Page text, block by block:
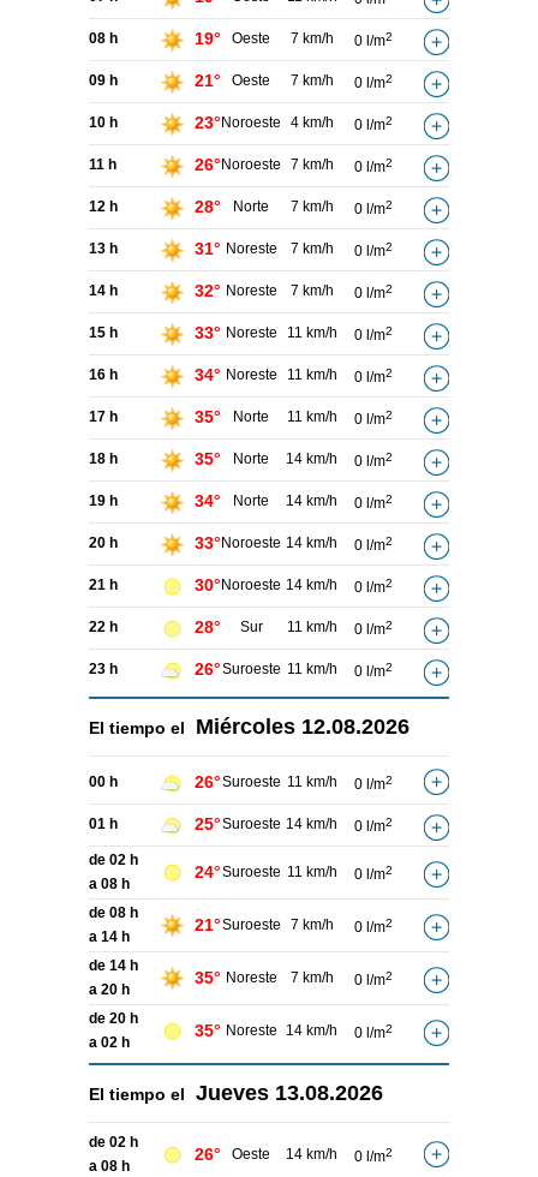
08 h 19° Oeste 7 km/h 0 l/m2
09 h 21° Oeste 7 km/h 0 l/m2
10 h 23° Noroeste 4 km/h 0 l/m2
11 h 26° Noroeste 7 km/h 0 l/m2
12 h 28° Norte 7 km/h 0 l/m2
13 h 31° Noreste 7 km/h 0 l/m2
14 h 32° Noreste 7 km/h 0 l/m2
15 h 33° Noreste 11 km/h 0 l/m2
16 h 34° Noreste 11 km/h 0 l/m2
17 h 35° Norte 11 km/h 0 l/m2
18 h 35° Norte 14 km/h 0 l/m2
19 h 34° Norte 14 km/h 0 l/m2
20 h 33° Noroeste 14 km/h 0 l/m2
21 h 30° Noroeste 14 km/h 0 l/m2
22 h 28° Sur 11 km/h 0 l/m2
23 h 26°Suroeste 11 km/h 0 l/m2
El tiempo el Miércoles 12.08.2026
00 h 26°Suroeste 11 km/h 0 l/m2
01 h 25°Suroeste 14 km/h 0 l/m2
de 02 h
a 08 h
24°Suroeste 11 km/h 0 l/m2
de 08 h
a 14 h
21°Suroeste 7 km/h 0 l/m2
de 14 h
a 20 h
35° Noreste 7 km/h 0 l/m2
de 20 h
a 02 h
35° Noreste 14 km/h 0 l/m2
El tiempo el Jueves 13.08.2026
de 02 h
a 08 h
26° Oeste 14 km/h 0 l/m2